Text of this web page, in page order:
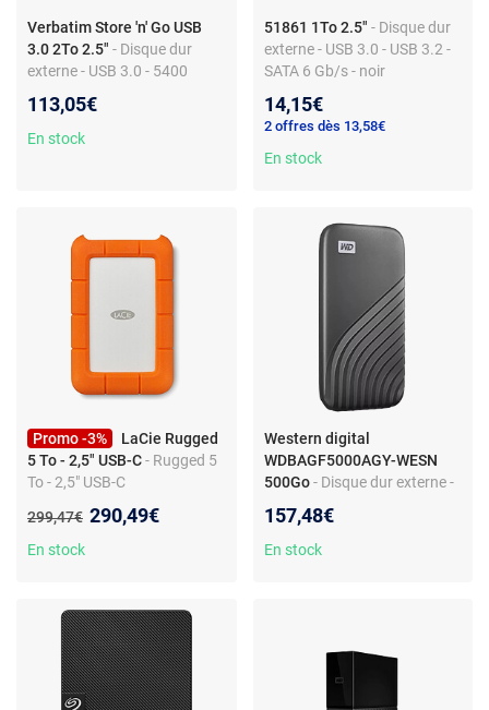
Verbatim Store 'n' Go USB
3.0 2To 2.5" - Disque dur
externe - USB 3.0 - 5400
micro-USB
113,05€
En stock
51861 1To 2.5" - Disque dur
externe - USB 3.0 - USB 3.2 -
SATA 6 Gb/s - noir
14,15€
2 offres dès 13,58€
En stock
Promo -3%
LaCie Rugged
5 To - 2,5" USB-C- Rugged 5
To - 2,5" USB-C
Ancien prix :
299,47€ Nouveau prix :
290,49€
En stock
Western digital
WDBAGF5000AGY-WESN
500Go - Disque dur externe -
pour PC et portable
157,48€
En stock